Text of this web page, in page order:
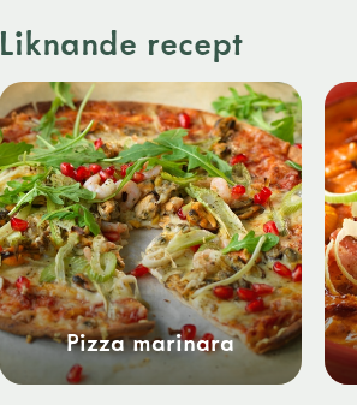
Liknande recept
Pizza marinara